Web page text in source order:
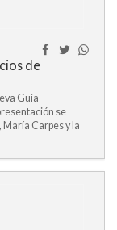
de
Guía
se
Carpes y la